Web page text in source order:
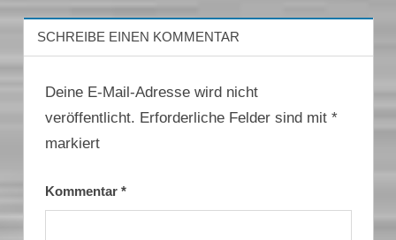
SCHREIBE EINEN KOMMENTAR
Deine E-Mail-Adresse wird nicht
veröffentlicht. Erforderliche Felder sind mit *
markiert
Kommentar *